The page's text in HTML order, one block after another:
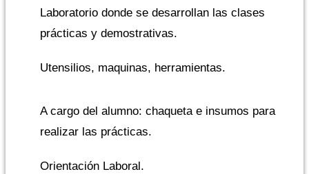
Laboratorio donde se desarrollan las clases
prácticas y demostrativas.
Utensilios, maquinas, herramientas.
A cargo del alumno: chaqueta e insumos para
realizar las prácticas.
Orientación Laboral.